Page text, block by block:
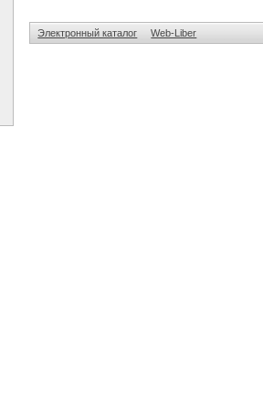
Электронный каталог Web-Liber